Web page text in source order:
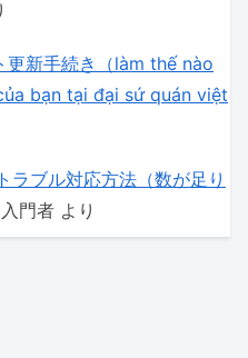
更新手続き（làm thế nào
bạn tại đại sứ quán việt
ラブル対応方法（数が足り
門者 より